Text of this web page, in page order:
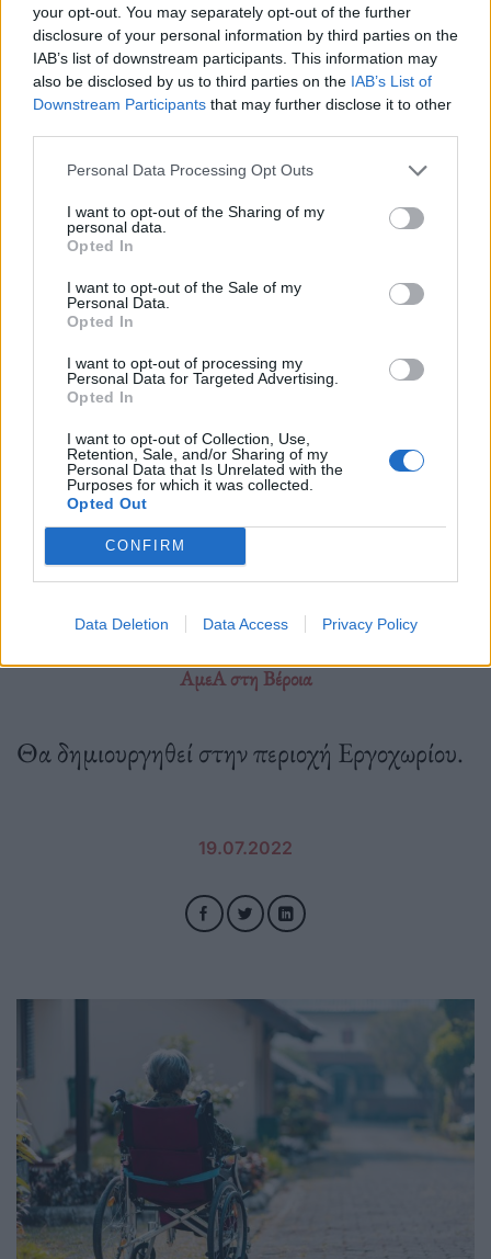
your opt-out. You may separately opt-out of the further
disclosure of your personal information by third parties on the
IAB’s list of downstream participants. This information may
also be disclosed by us to third parties on the IAB’s List of
Downstream Participants that may further disclose it to other
Personal Data Processing Opt Outs
I want to opt-out of the Sharing of my
personal data.
Opted In
I want to opt-out of the Sale of my
Personal Data.
Opted In
I want to opt-out of processing my
Personal Data for Targeted Advertising.
Opted In
I want to opt-out of Collection, Use,
Retention, Sale, and/or Sharing of my
Personal Data that Is Unrelated with the
Purposes for which it was collected.
Opted Out
CONFIRM
Data Deletion Data Access Privacy Policy
Φωτ.: Βλαχόπουλος Ντίνος
Ο Τουριστικός Όμιλος Βέροιας καλωσορίζει και
στις καθιερωμένες δράσεις του την Κυριακή 19
Μαρτίου 2023.
Διαβάστε περισσότερα
Δημοσιεύθηκε σεΕλλάδα
Ο πρώτος ολοκληρωμένος χώρος άσκησης και αναψυχής για
ΑμεΑ στη Βέροια
Θα δημιουργηθεί στην περιοχή Εργοχωρίου.
19.07.2022